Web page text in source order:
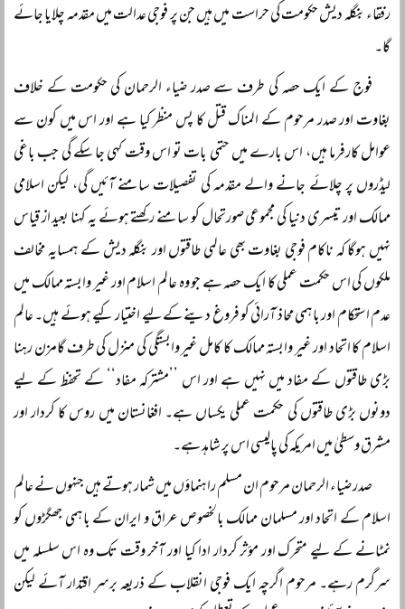
رفقاء بنگلہ دیش حکومت کی حراست میں ہیں جن پر فوجی عدالت میں مقدمہ چلایا جائے
گا۔
فوج کے ایک حصہ کی طرف سے صدر ضیاء الرحمان کی حکومت کے خلاف
بغاوت اور صدر مرحوم کے المناک قتل کا پس منظر کیا ہے اور اس میں کون سے
عوامل کارفرما ہیں، اس بارے میں حتمی بات تو اس وقت کہی جا سکے گی جب باغی
لیڈروں پر چلائے جانے والے مقدمہ کی تفصیلات سامنے آئیں گی، لیکن اسلامی
ممالک اور تیسری دنیا کی مجموعی صورتحال کو سامنے رکھتے ہوئے یہ کہنا بعید از قیاس
نہیں ہوگا کہ ناکام فوجی بغاوت بھی عالمی طاقتوں اور بنگلہ دیش کے ہمسایہ مخالف
ملکوں کی اس حکمت عملی کا ایک حصہ ہے جو وہ عالم اسلام اور غیر وابستہ ممالک میں
عدم استحکام اور باہمی محاذ آرائی کو فروغ دینے کےلیے اختیار کیے ہوئے ہیں۔ عالم
اسلام کا اتحاد اور غیر وابستہ ممالک کا کامل غیر وابستگی کی منزل کی طرف گامزن رہنا
بڑی طاقتوں کے مفاد میں نہیں ہے اور اس ’’مشترکہ مفاد‘‘ کے تحفظ کے لیے
دونوں بڑی طاقتوں کی حکمت عملی یکساں ہے۔ افغانستان میں روس کا کردار اور
مشرق وسطیٰ میں امریکہ کی پالیسی اس پر شاہد ہے۔
صدر ضیاء الرحمان مرحوم ان مسلم راہنماؤں میں شمار ہوتے ہیں جنہوں نے عالم
اسلام کے اتحاد اور مسلمان ممالک بالخصوص عراق و ایران کے باہمی جھگڑوں کو
نمٹانے کے لیے متحرک اور مؤثر کردار ادا کیا اور آخر وقت تک وہ اس سلسلہ میں
سرگرم رہے۔ مرحوم اگرچہ ایک فوجی انقلاب کے ذریعہ برسرِ اقتدار آئے لیکن